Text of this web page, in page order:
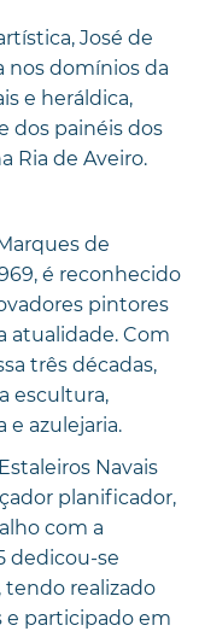
José de
nos domínios da
e heráldica,
dos painéis dos
Ria de Aveiro.
de
é reconhecido
pintores
atualidade. Com
três décadas,
escultura,
e azulejaria.
Navais
planificador,
com a
dedicou-se
tendo realizado
e participado em